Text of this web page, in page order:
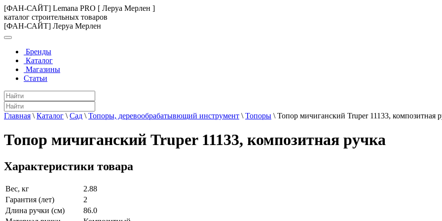
[ФАН-САЙТ] Lemana PRO [ Леруа Мерлен ]
каталог строительных товаров
[ФАН-САЙТ] Леруа Мерлен
Бренды
Каталог
Магазины
Статьи
Главная \ Каталог \ Сад \ Топоры, деревообрабатывющий инструмент \ Топоры \ Топор мичиганский Truper 11133, композитная
Топор мичиганский Truper 11133, композитная ручка
Характеристики товара
Вес, кг
2.88
Гарантия (лет)
2
Длина ручки (см)
86.0